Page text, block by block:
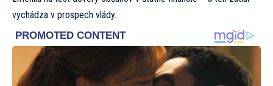
vychádza v prospech vlády.